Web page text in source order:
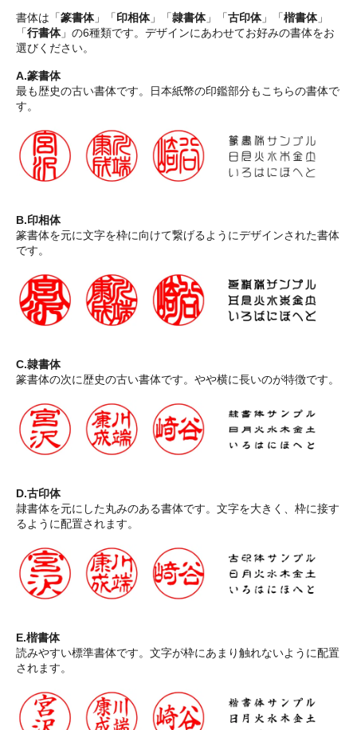
書体は「篆書体」「印相体」「隷書体」「古印体」「楷書体」
「行書体」の6種類です。デザインにあわせてお好みの書体をお
選びください。
A.篆書体
最も歴史の古い書体です。日本紙幣の印鑑部分もこちらの書体で
す。
B.印相体
篆書体を元に文字を枠に向けて繋げるようにデザインされた書体
です。
C.隷書体
篆書体の次に歴史の古い書体です。やや横に長いのが特徴です。
D.古印体
隷書体を元にした丸みのある書体です。文字を大きく、枠に接す
るように配置されます。
E.楷書体
読みやすい標準書体です。文字が枠にあまり触れないように配置
されます。